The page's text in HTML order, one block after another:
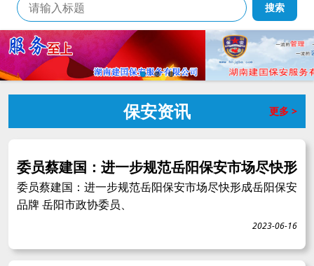
搜索
保安资讯 更多 >
委员蔡建国：进一步规范岳阳保安市场尽快形
委员蔡建国：进一步规范岳阳保安市场尽快形成岳阳保安
品牌 岳阳市政协委员、
2023-06-16